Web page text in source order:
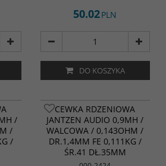
50.02PLN
DO KOSZYKA
/
/
/
CEWKA RDZENIOWA
JANTZEN AUDIO 0,9MH /
WALCOWA / 0,143OHM /
DR.1,4MM FE 0,111KG /
ŚR.41 DŁ.35MM